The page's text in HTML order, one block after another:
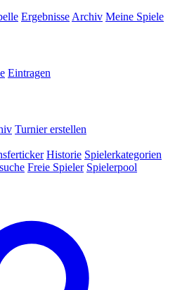
Ergebnisse Archiv Meine Spiele
Eintragen
Turnier erstellen
Historie Spielerkategorien
Freie Spieler Spielerpool